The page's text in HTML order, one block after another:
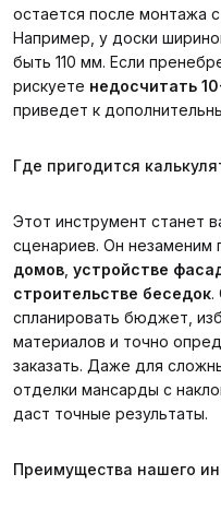
остается после монтажа
Например, у доски
быть 110 мм. Если
рискуете недосчитать
приведет к
Где пригодится
Этот инструмент станет
сценариев. Он незаменим
домов устройстве
строительстве беседок.
спланировать бюджет,
материалов и точно
заказать. Даже для
отделки мансарды с
даст точные результаты.
Преимущества нашего